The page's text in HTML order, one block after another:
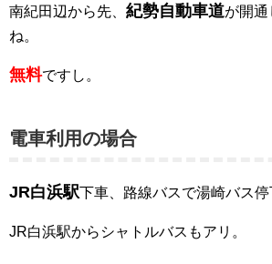
南紀田辺から先、 紀勢自動車道が開通
ね。
無料ですし。
電車利用の場合
JR白浜駅下車、路線バスで湯崎バス
JR白浜駅からシャトルバスもアリ。